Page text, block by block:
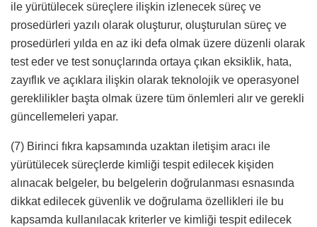
ile yürütülecek süreçlere ilişkin izlenecek süreç ve
prosedürleri yazılı olarak oluşturur, oluşturulan süreç ve
prosedürleri yılda en az iki defa olmak üzere düzenli olarak
test eder ve test sonuçlarında ortaya çıkan eksiklik, hata,
zayıflık ve açıklara ilişkin olarak teknolojik ve operasyonel
gereklilikler başta olmak üzere tüm önlemleri alır ve gerekli
güncellemeleri yapar.
(7) Birinci fıkra kapsamında uzaktan iletişim aracı ile
yürütülecek süreçlerde kimliği tespit edilecek kişiden
alınacak belgeler, bu belgelerin doğrulanması esnasında
dikkat edilecek güvenlik ve doğrulama özellikleri ile bu
kapsamda kullanılacak kriterler ve kimliği tespit edilecek